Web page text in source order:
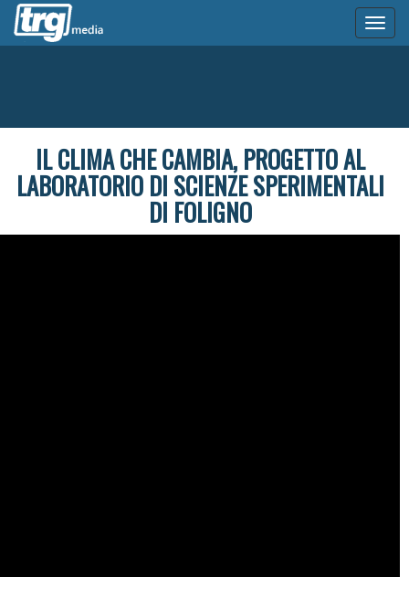
IL CLIMA CHE CAMBIA, PROGETTO AL
LABORATORIO DI SCIENZE SPERIMENTALI
DI FOLIGNO